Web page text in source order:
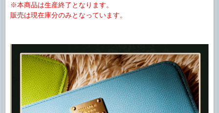
※本商品は生産終了となります。
販売は現在庫分のみとなっています。